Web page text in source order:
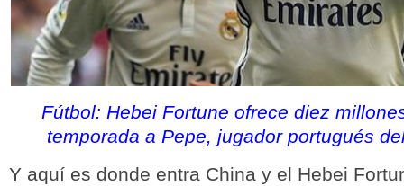
Fútbol: Hebei Fortune ofrece diez
temporada a Pepe, jugador portugués
Y aquí es donde entra China y el Hebei